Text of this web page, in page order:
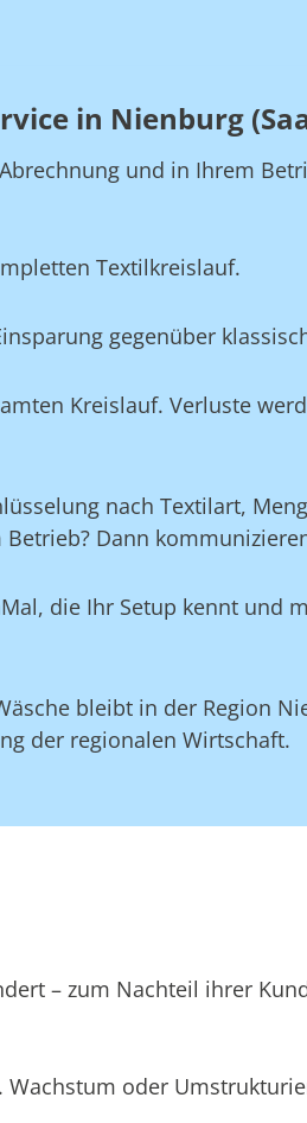
in Nienburg
und in Ihrem
Textilkreislauf.
gegenüber
Kreislauf. Verluste
nach Textilart,
Dann
die Ihr Setup kennt und
bleibt in der Region
der regionalen Wirtschaft.
– zum Nachteil ihrer
oder